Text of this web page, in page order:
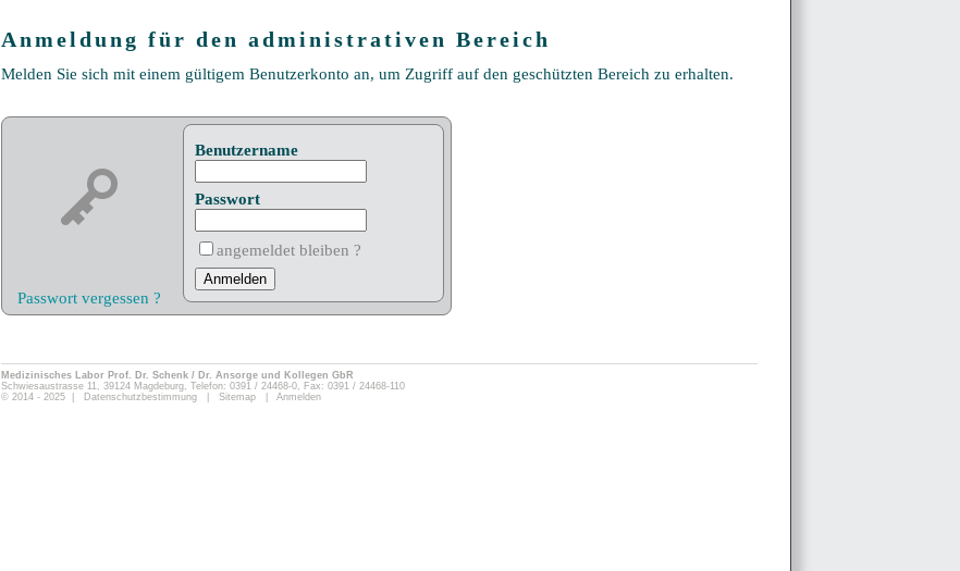
Anmeldung für den administrativen Bereich
Melden Sie sich mit einem gültigem Benutzerkonto an, um Zugriff auf den geschützten Bereich zu erhalten.
Benutzername
Passwort
angemeldet bleiben ?
Passwort vergessen ?
Medizinisches Labor Prof. Dr. Schenk / Dr. Ansorge und Kollegen GbR
Schwiesaustrasse 11, 39124 Magdeburg, Telefon: 0391 / 24468-0, Fax: 0391 / 24468-110
© 2014 - 2025 | Datenschutzbestimmung Sitemap Anmelden